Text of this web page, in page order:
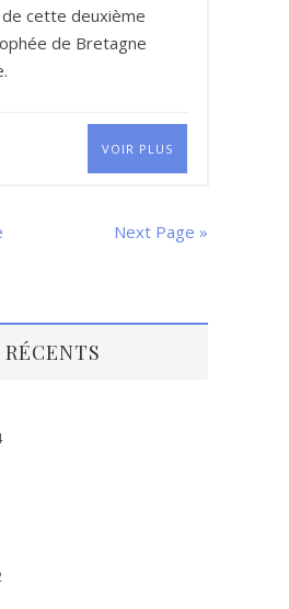
cette deuxième
de Bretagne
VOIR PLUS
Next Page »